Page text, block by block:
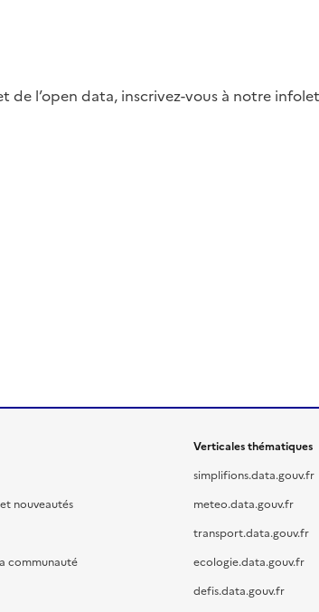
de l’open data, inscrivez-vous à notre
nouveautés
communauté
Verticales thématiques
simplifions.data.gouv.fr
meteo.data.gouv.fr
transport.data.gouv.fr
ecologie.data.gouv.fr
defis.data.gouv.fr